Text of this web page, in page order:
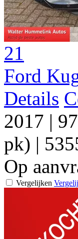
21
Ford
Details
2017 |
pk) |
Op
Vergelijken